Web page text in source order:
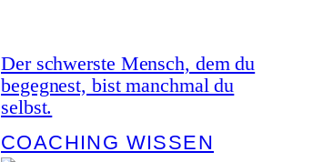
Der schwerste Mensch, dem du
begegnest, bist manchmal du
selbst.
COACHING WISSEN